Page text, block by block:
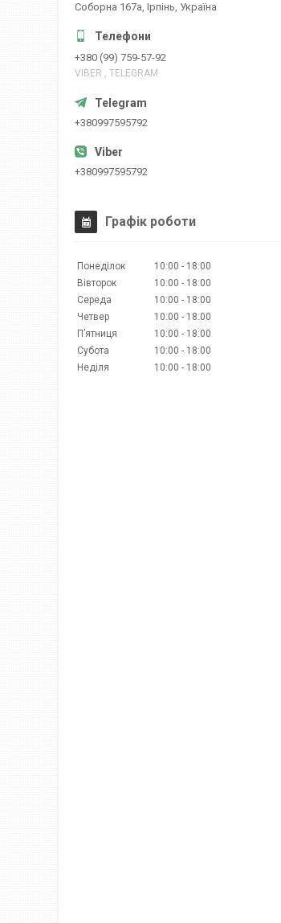
Соборна 167а, Ірпінь, Україна
+380 (99) 759-57-92
VIBER , TELEGRAM
+380997595792
+380997595792
Графік роботи
Понеділок 10:00
18:00
Вівторок
10:00
18:00
Середа
10:00
18:00
Четвер
10:00
18:00
Пʼятниця
10:00
18:00
Субота
10:00
18:00
Неділя
10:00 18:00